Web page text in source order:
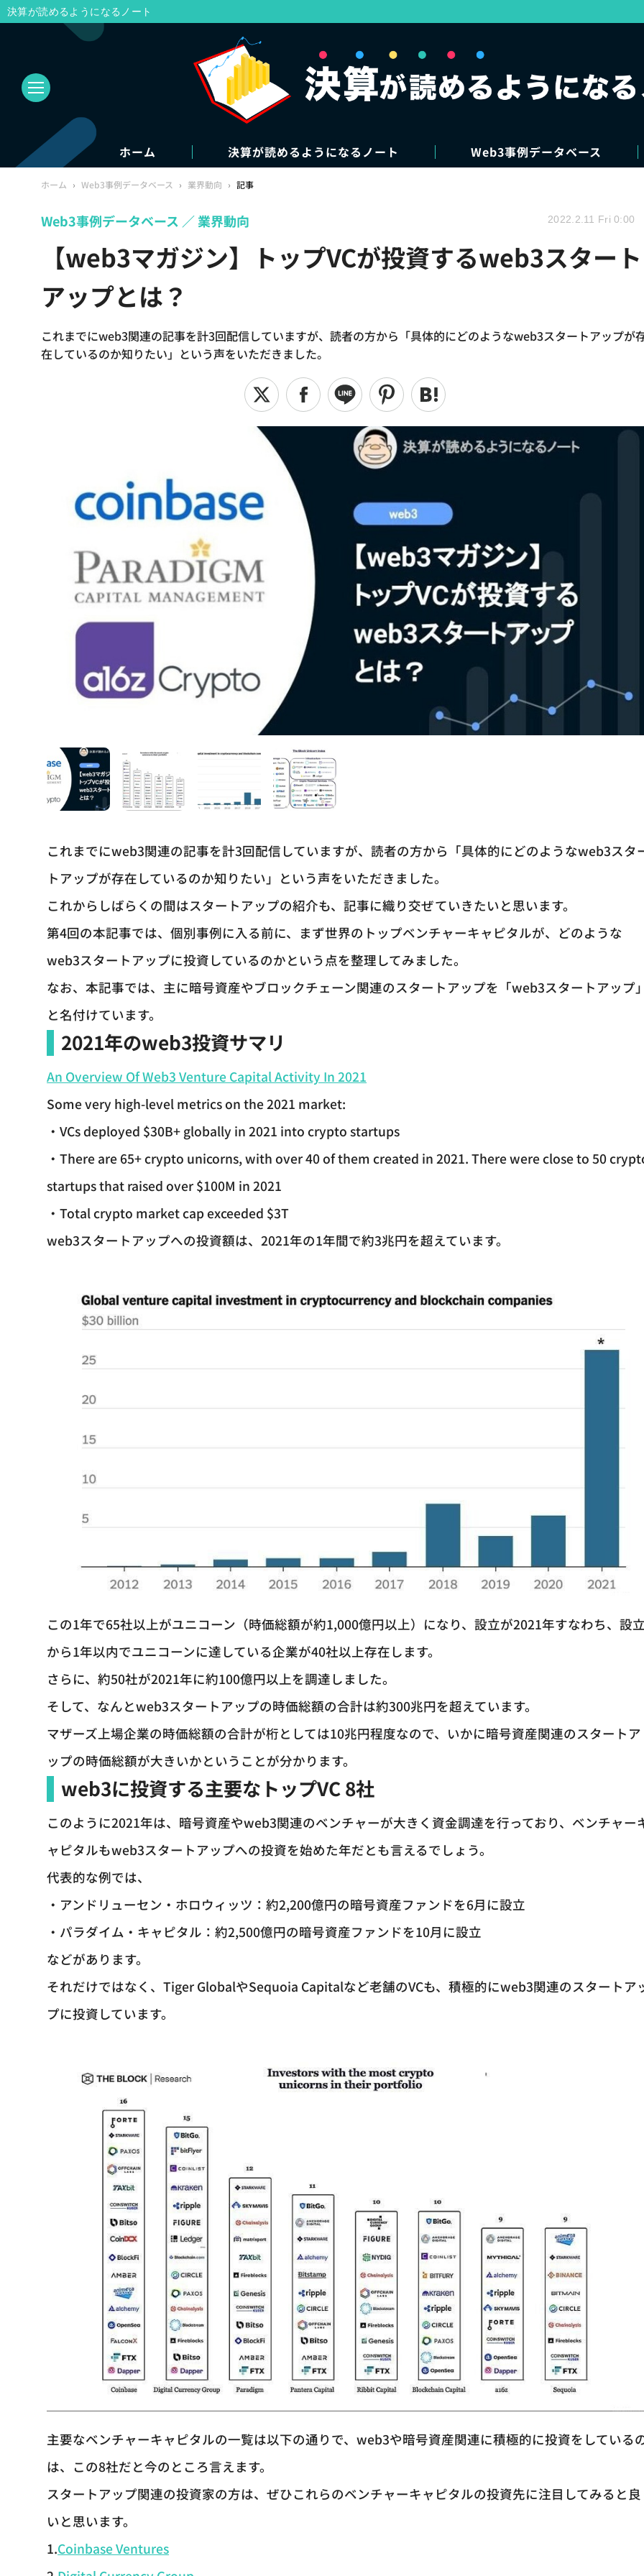
ホーム 決算が読めるようになるノート Web3事例データベース
ホーム › Web3事例データベース › 業界動向 › 記事
【web3マガジン】トップVCが投資するweb3スタート
アップとは？
これまでにweb3関連の記事を計3回配信していますが、読者の方から「具体的にどのようなweb3スタートアップが
在しているのか知りたい」という声をいただきました。
Web3事例データベース 業界動向 2022.2.11 Fri 0:00
これまでにweb3関連の記事を計3回配信していますが、読者の方から「具体的にどのようなweb3スタ
トアップが存在しているのか知りたい」という声をいただきました。
これからしばらくの間はスタートアップの紹介も、記事に織り交ぜていきたいと思います。
第4回の本記事では、個別事例に入る前に、まず世界のトップベンチャーキャピタルが、どのような
web3スタートアップに投資しているのかという点を整理してみました。
なお、本記事では、主に暗号資産やブロックチェーン関連のスタートアップを「web3スタートアップ
と名付けています。
2021年のweb3投資サマリ
An Overview Of Web3 Venture Capital Activity In 2021
Some very high-level metrics on the 2021 market:
・VCs deployed $30B+ globally in 2021 into crypto startups
・There are 65+ crypto unicorns, with over 40 of them created in 2021. There were close to 50
startups that raised over $100M in 2021
・Total crypto market cap exceeded $3T
web3スタートアップへの投資額は、2021年の1年間で約3兆円を超えています。
この1年で65社以上がユニコーン（時価総額が約1,000億円以上）になり、設立が2021年すなわち、設
から1年以内でユニコーンに達している企業が40社以上存在します。
さらに、約50社が2021年に約100億円以上を調達しました。
そして、なんとweb3スタートアップの時価総額の合計は約300兆円を超えています。
マザーズ上場企業の時価総額の合計が桁としては10兆円程度なので、いかに暗号資産関連のスタートア
ップの時価総額が大きいかということが分かります。
web3に投資する主要なトップVC 8社
このように2021年は、暗号資産やweb3関連のベンチャーが大きく資金調達を行っており、ベンチャー
ャピタルもweb3スタートアップへの投資を始めた年だとも言えるでしょう。
代表的な例では、
・アンドリューセン・ホロウィッツ：約2,200億円の暗号資産ファンドを6月に設立
・パラダイム・キャピタル：約2,500億円の暗号資産ファンドを10月に設立
などがあります。
それだけではなく、Tiger GlobalやSequoia Capitalなど老舗のVCも、積極的にweb3関連のスタートア
プに投資しています。
主要なベンチャーキャピタルの一覧は以下の通りで、web3や暗号資産関連に積極的に投資をしている
は、この8社だと今のところ言えます。
スタートアップ関連の投資家の方は、ぜひこれらのベンチャーキャピタルの投資先に注目してみると良
いと思います。
1.Coinbase Ventures
決算が読めるようになるノート